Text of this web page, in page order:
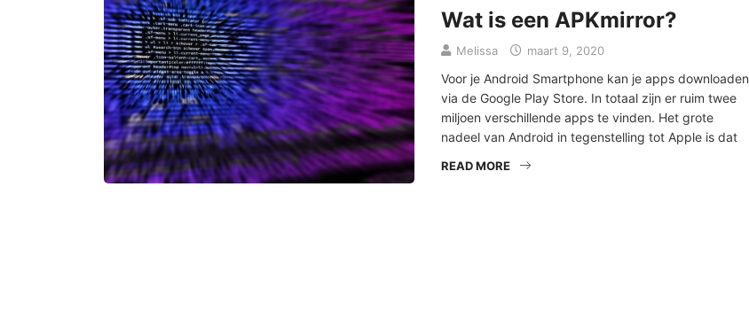
Wat is een APKmirror?
Melissa maart 9, 2020
Voor je Android Smartphone kan je apps downloaden
via de Google Play Store. In totaal zijn er ruim twee
miljoen verschillende apps te vinden. Het grote
nadeel van Android in tegenstelling tot Apple is dat
READ MORE